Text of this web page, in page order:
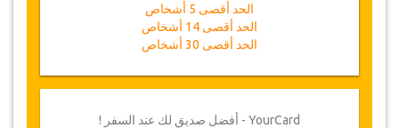
الحد أقصى 5 أشخاص
الحد أقصى 14 أشخاص
الحد أقصى 30 أشخاص
YourCard - أفضل صديق لك عند السفر !